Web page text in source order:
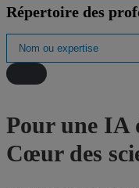
Répertoire des
Pour une IA
Cœur des